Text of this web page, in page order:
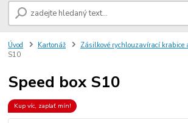
Úvod Kartonáž Zásilkové rychlouzavírací krabice
S10
Speed box S10
Kup víc, zaplať mín!